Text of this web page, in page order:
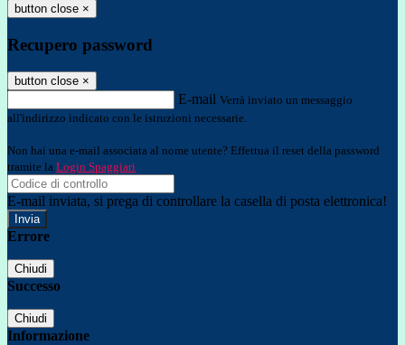
button close ×
Recupero password
button close ×
E-mail Verrà inviato un messaggio
all'indirizzo indicato con le istruzioni necessarie.
Non hai una e-mail associata al nome utente? Effettua il reset della password
tramite la Login Spaggiari
E-mail inviata, si prega di controllare la casella di posta elettronica!
Errore
Chiudi
Successo
Chiudi
Informazione